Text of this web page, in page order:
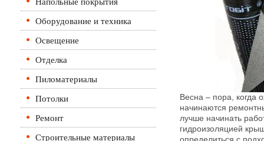
Оборудование и техника
Освещение
Отделка
Пиломатериалы
Потолки
Ремонт
Строительные материалы
Весна – пора, когда
начинаются
лучше начинать
гидроизоляцией